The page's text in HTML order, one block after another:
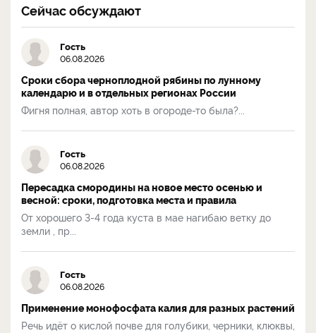
Сейчас обсуждают
Гость
06.08.2026
Сроки сбора черноплодной рябины по лунному
календарю и в отдельных регионах России
Фигня полная, автор хоть в огороде-то была?...
Гость
06.08.2026
Пересадка смородины на новое место осенью и
весной: сроки, подготовка места и правила
От хорошего 3-4 года куста в мае нагибаю ветку до
земли , пр...
Гость
06.08.2026
Применение монофосфата калия для разных растений
Речь идёт о кислой почве для голубики, черники, клюквы,